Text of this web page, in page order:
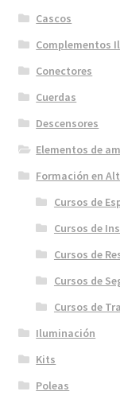
Cascos
Complementos
Conectores
Cuerdas
Descensores
Elementos de
Formación en
Cursos de
Cursos de
Cursos de
Cursos de
Cursos de
Iluminación
Kits
Poleas